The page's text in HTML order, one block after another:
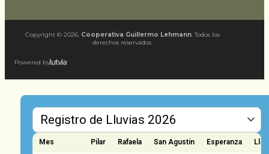
Copyright © 2026, Cooperativa Guillermo Lehmann. Todos los
derechos reservados.
Powered by
Mes Pilar Rafaela San Agustín Esperanza